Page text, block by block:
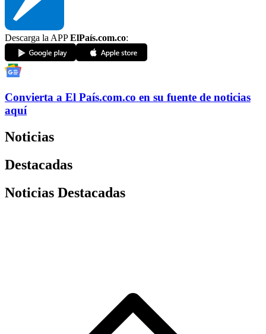
Descarga la APPElPaís.com.co:
Convierta a El País.com.co en su fuente de noticias
aquí
Noticias
Destacadas
Noticias Destacadas